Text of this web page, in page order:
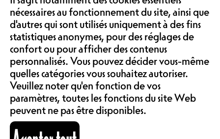
ASSOCIATION &
COMMUNAUTÉ
LOCATIONS
+ KUT
+ DISPARAGED
CONCERT | BLACK & DEATH
METAL
PRIX MEMBRE 13.-, PRIX
STANDARD 18.-, PRIX
CONSEILLÉ 28.-
Les Full Metal sont toujours là pour
nécessaires au fonctionnement du site, ainsi que
d'autres qui sont utilisés uniquement à des fins
statistiques anonymes, pour des réglages de
confort ou pour afficher des contenus
personnalisés. Vous pouvez décider vous-même
quelles catégories vous souhaitez autoriser.
Veuillez noter qu'en fonction de vos
paramètres, toutes les fonctions du site Web
peuvent ne pas être disponibles.